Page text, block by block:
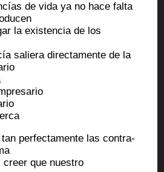
de vida ya no hace fal­ta
la exis­ten­cia de los
salie­ra direc­ta­mente de la
per­fec­ta­mente las contra­
creer que nues­tro